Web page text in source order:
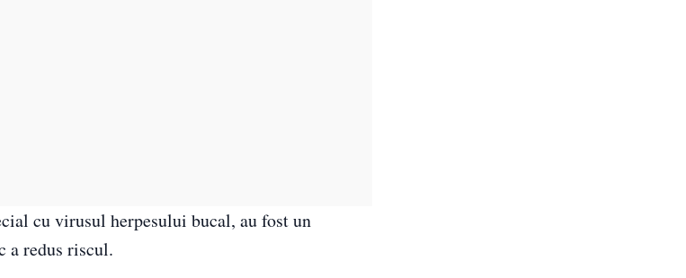
cu virusul herpesului bucal, au fost un
redus riscul.